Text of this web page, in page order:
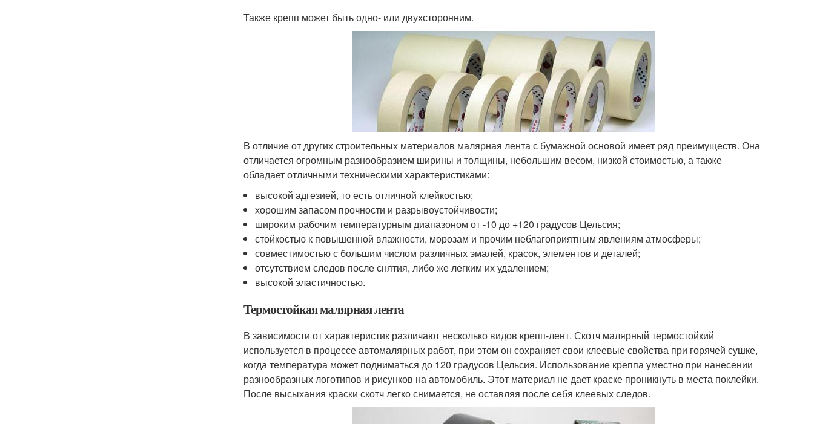
Также крепп может быть одно- или двухсторонним.
В отличие от других строительных материалов малярная лента с бумажной основой имеет ряд преимуществ. Она
отличается огромным разнообразием ширины и толщины, небольшим весом, низкой стоимостью, а также
обладает отличными техническими характеристиками:
высокой адгезией, то есть отличной клейкостью;
хорошим запасом прочности и разрывоустойчивости;
широким рабочим температурным диапазоном от -10 до +120 градусов Цельсия;
стойкостью к повышенной влажности, морозам и прочим неблагоприятным явлениям атмосферы;
совместимостью с большим числом различных эмалей, красок, элементов и деталей;
отсутствием следов после снятия, либо же легким их удалением;
высокой эластичностью.
Термостойкая малярная лента
В зависимости от характеристик различают несколько видов крепп-лент. Скотч малярный термостойкий
используется в процессе автомалярных работ, при этом он сохраняет свои клеевые свойства при горячей сушке,
когда температура может подниматься до 120 градусов Цельсия. Использование креппа уместно при нанесении
разнообразных логотипов и рисунков на автомобиль. Этот материал не дает краске проникнуть в места поклейки.
После высыхания краски скотч легко снимается, не оставляя после себя клеевых следов.